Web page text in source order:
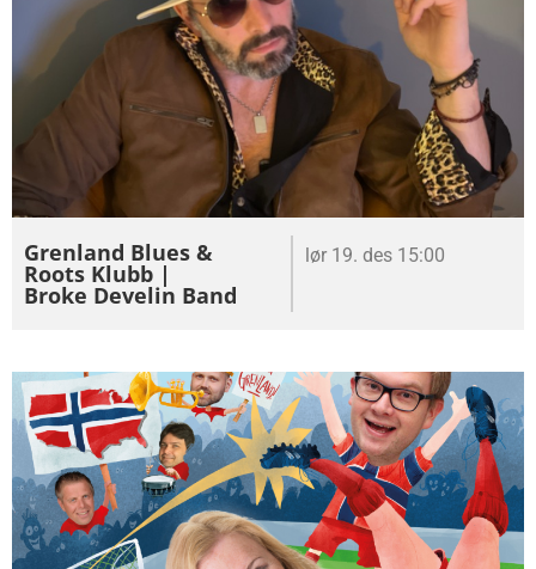
Grenland Blues &
Roots Klubb |
Broke Develin Band
lør 19. des 15:00